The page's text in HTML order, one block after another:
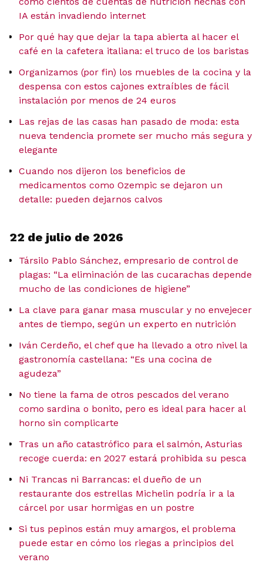
IA están invadiendo internet
Por qué hay que dejar la tapa abierta al hacer el
café en la cafetera italiana: el truco de los baristas
Organizamos (por fin) los muebles de la cocina y la
despensa con estos cajones extraíbles de fácil
instalación por menos de 24 euros
Las rejas de las casas han pasado de moda: esta
nueva tendencia promete ser mucho más segura y
elegante
Cuando nos dijeron los beneficios de
medicamentos como Ozempic se dejaron un
detalle: pueden dejarnos calvos
22 de julio de 2026
Társilo Pablo Sánchez, empresario de control de
plagas: “La eliminación de las cucarachas depende
mucho de las condiciones de higiene”
La clave para ganar masa muscular y no envejecer
antes de tiempo, según un experto en nutrición
Iván Cerdeño, el chef que ha llevado a otro nivel la
gastronomía castellana: “Es una cocina de
agudeza”
No tiene la fama de otros pescados del verano
como sardina o bonito, pero es ideal para hacer al
horno sin complicarte
Tras un año catastrófico para el salmón, Asturias
recoge cuerda: en 2027 estará prohibida su pesca
Ni Trancas ni Barrancas: el dueño de un
restaurante dos estrellas Michelin podría ir a la
cárcel por usar hormigas en un postre
Si tus pepinos están muy amargos, el problema
puede estar en cómo los riegas a principios del
verano